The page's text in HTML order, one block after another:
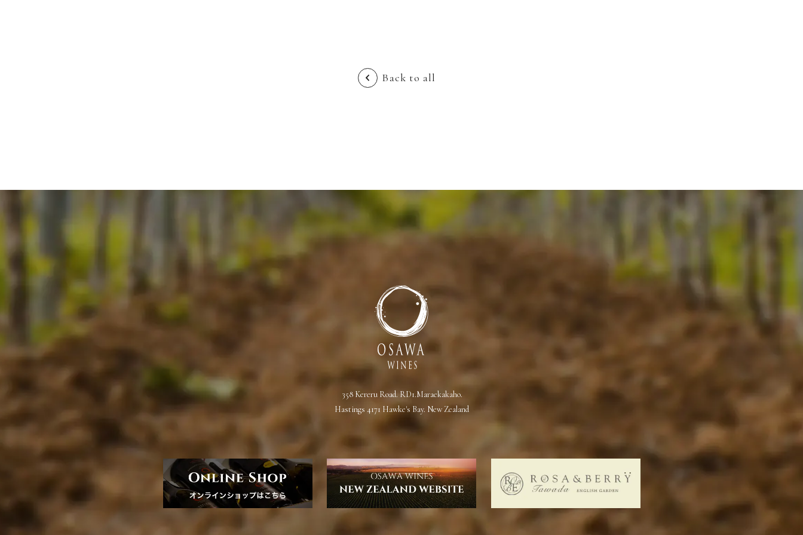
Back to all
358 Kereru Road. RD1.Maraekakaho.
Hastings 4171 Hawke's Bay. New Zealand